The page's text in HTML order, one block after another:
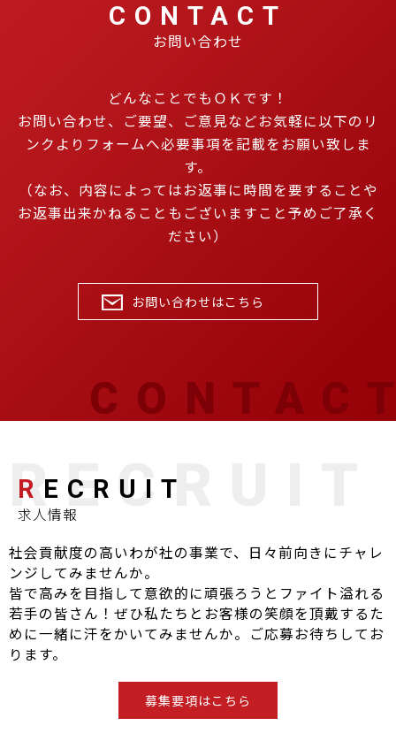
CONTACT
お問い合わせ
どんなことでもＯＫです！
お問い合わせ、ご要望、ご意見などお気軽に以下のリ
ンクよりフォームへ必要事項を記載をお願い致しま
す。
（なお、内容によってはお返事に時間を要することや
お返事出来かねることもございますこと予めご了承く
ださい）
お問い合わせはこちら
R ECRUIT
求人情報
社会貢献度の高いわが社の事業で、日々前向きにチャレ
ンジしてみませんか。
皆で高みを目指して意欲的に頑張ろうとファイト溢れる
若手の皆さん！ぜひ私たちとお客様の笑顔を頂戴するた
めに一緒に汗をかいてみませんか。ご応募お待ちしてお
ります。
募集要項はこちら